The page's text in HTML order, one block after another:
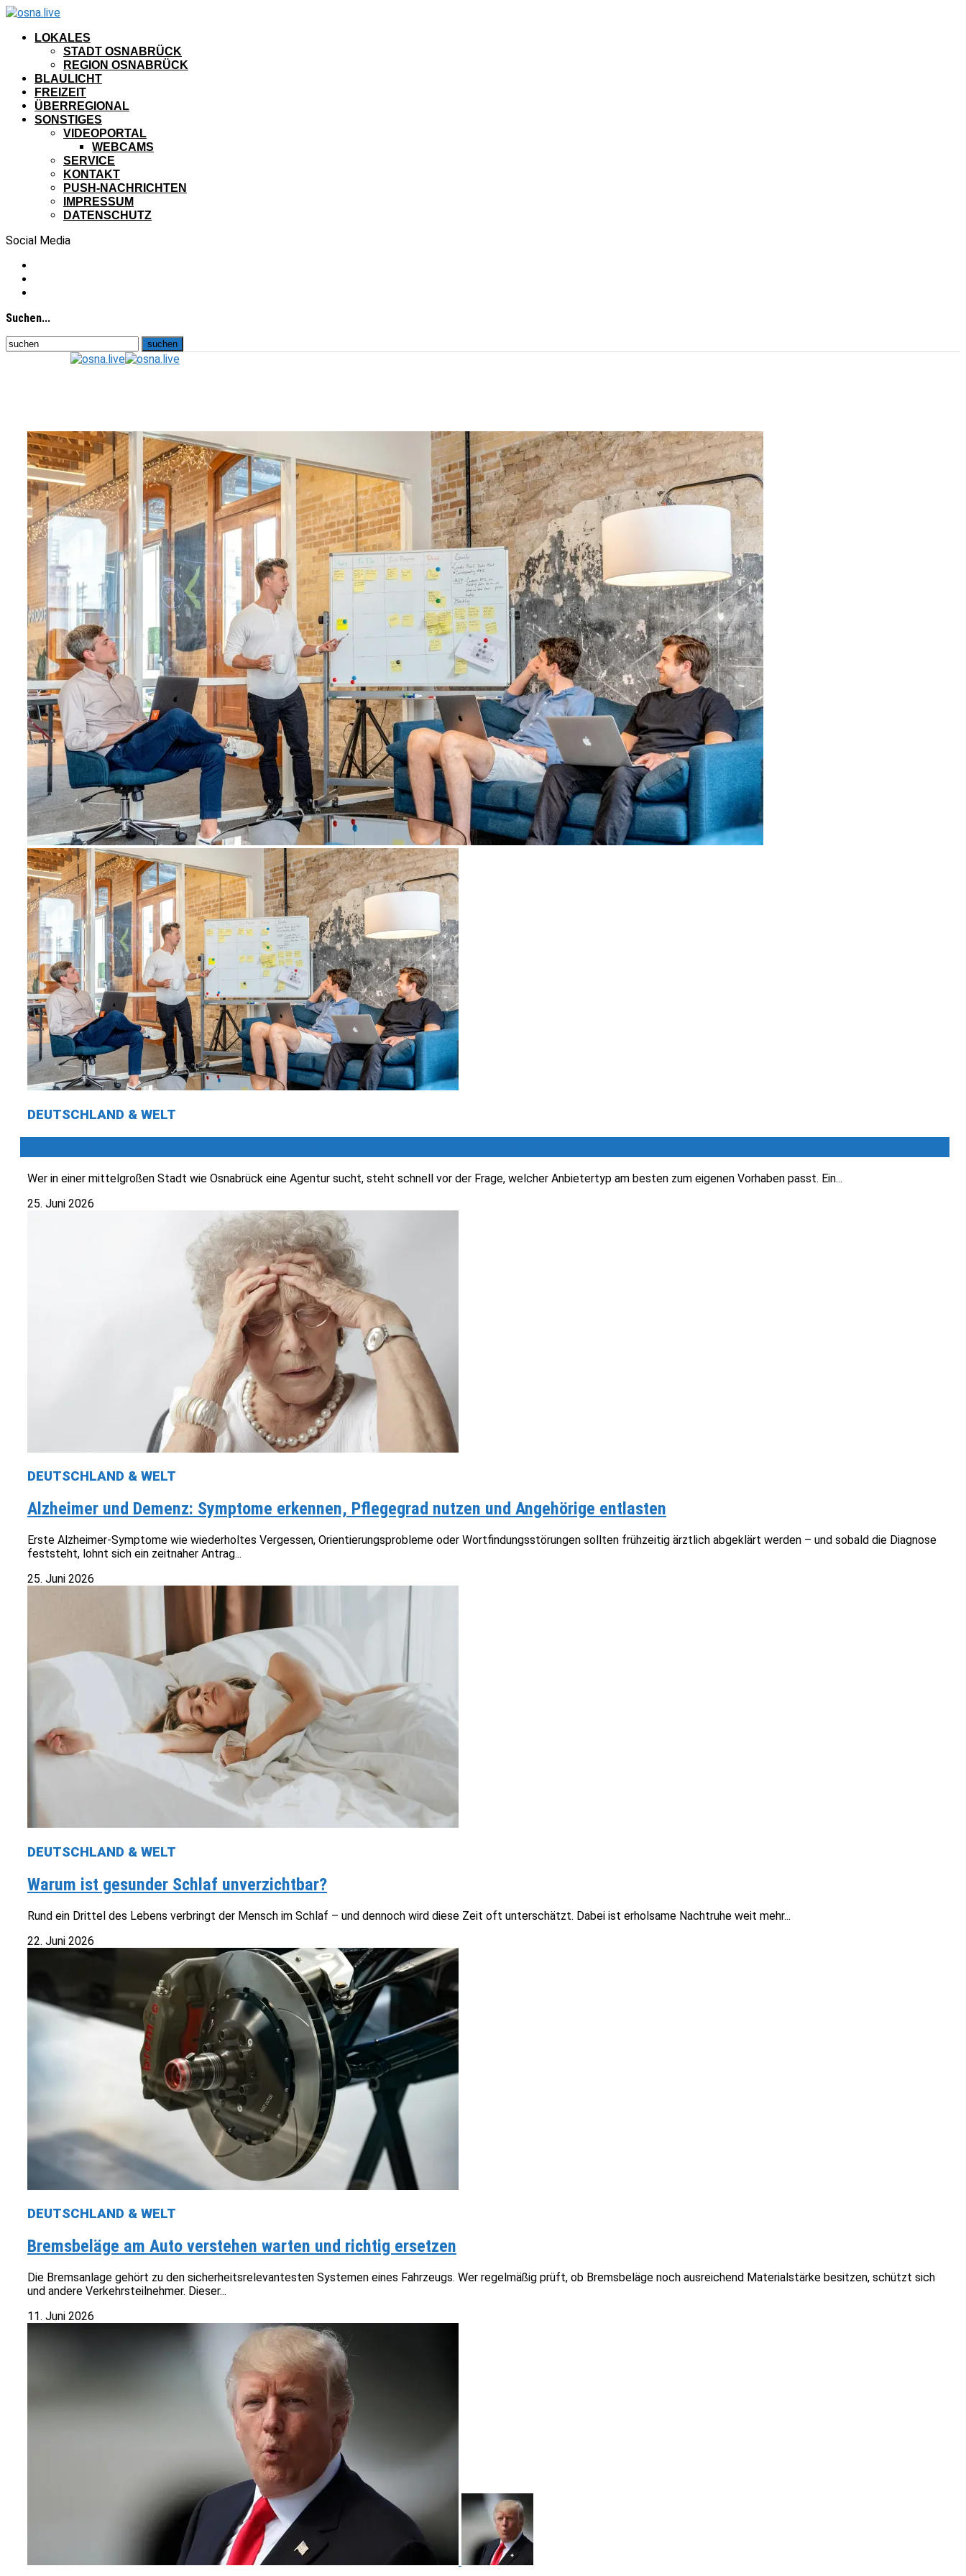
LOKALES
STADT OSNABRÜCK
REGION OSNABRÜCK
BLAULICHT
FREIZEIT
ÜBERREGIONAL
SONSTIGES
VIDEOPORTAL
WEBCAMS
SERVICE
KONTAKT
PUSH-NACHRICHTEN
IMPRESSUM
DATENSCHUTZ
Social Media
Suchen...
osna.live
DEUTSCHLAND & WELT
Wer in einer mittelgroßen Stadt wie Osnabrück eine Agentur sucht, steht schnell vor der Frage, welcher Anbietertyp am besten zum eigenen Vorhaben passt. Ein...
25. Juni 2026
DEUTSCHLAND & WELT
Alzheimer und Demenz: Symptome erkennen, Pflegegrad nutzen und Angehörige entlasten
Erste Alzheimer-Symptome wie wiederholtes Vergessen, Orientierungsprobleme oder Wortfindungsstörungen sollten frühzeitig ärztlich abgeklärt werden – und sobald die Diagnose
feststeht, lohnt sich ein zeitnaher Antrag...
25. Juni 2026
DEUTSCHLAND & WELT
Warum ist gesunder Schlaf unverzichtbar?
Rund ein Drittel des Lebens verbringt der Mensch im Schlaf – und dennoch wird diese Zeit oft unterschätzt. Dabei ist erholsame Nachtruhe weit mehr...
22. Juni 2026
DEUTSCHLAND & WELT
Bremsbeläge am Auto verstehen warten und richtig ersetzen
Die Bremsanlage gehört zu den sicherheitsrelevantesten Systemen eines Fahrzeugs. Wer regelmäßig prüft, ob Bremsbeläge noch ausreichend Materialstärke besitzen, schützt sich
und andere Verkehrsteilnehmer. Dieser...
11. Juni 2026